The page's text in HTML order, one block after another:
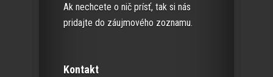
Ak nechcete o nič prísť, tak si nás
pridajte do záujmového zoznamu.
Kontakt